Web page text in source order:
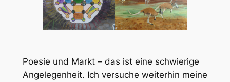
Poesie und Markt – das ist eine schwierige
Angelegenheit. Ich versuche weiterhin meine